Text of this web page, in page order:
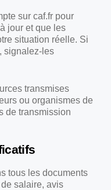
sur caf.fr pour
jour et que les
situation réelle. Si
signalez-les
transmises
ou organismes de
de transmission
tous les documents
salaire, avis